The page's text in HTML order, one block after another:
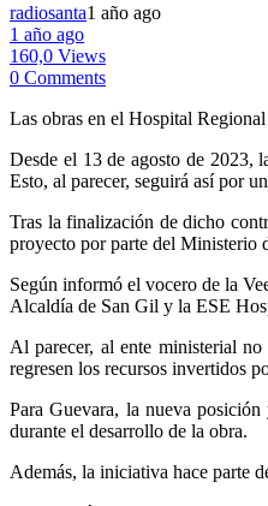
radiosanta1 año ago
1 año ago
160,0 Views
0 Comments
Las obras en el Hospital
Desde el 13 de agosto de 2023,
Esto, al parecer, seguirá así por
Tras la finalización de dicho
proyecto por parte del Ministerio
Según informó el vocero de la
Alcaldía de San Gil y la ESE
Al parecer, al ente ministerial
regresen los recursos invertidos
Para Guevara, la nueva
durante el desarrollo de la obra.
Además, la iniciativa hace parte